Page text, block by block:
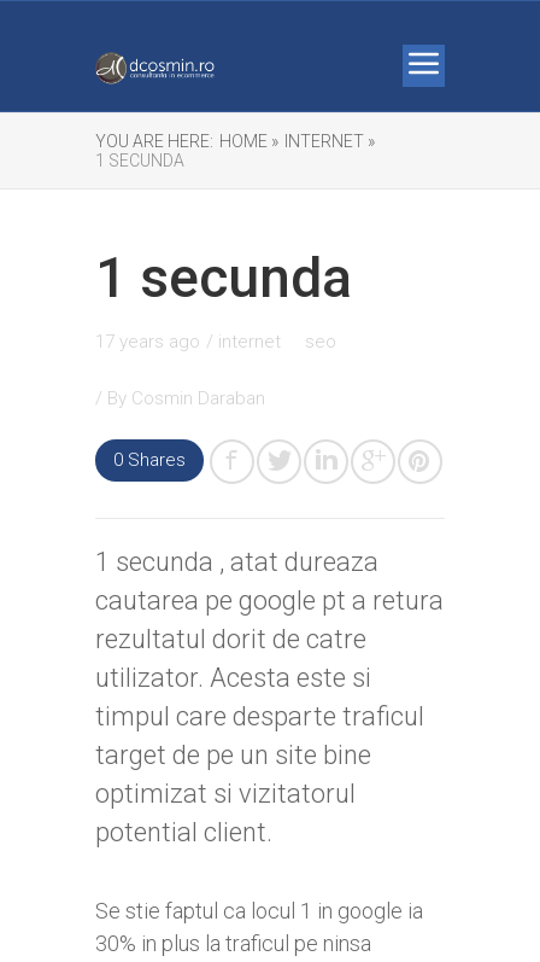
YOU ARE HERE: HOME »
INTERNET »
1 SECUNDA
1 secunda
17 years ago / internet seo
/ By Cosmin Daraban
0 Shares
1 secunda , atat dureaza
cautarea pe google pt a retura
rezultatul dorit de catre
utilizator. Acesta este si
timpul care desparte traficul
target de pe un site bine
optimizat si vizitatorul
potential client.
Se stie faptul ca locul 1 in google ia
30% in plus la traficul pe ninsa